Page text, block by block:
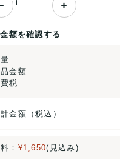
額を確認する
金額
税
金額（税込）
： ¥1,650(見込み)